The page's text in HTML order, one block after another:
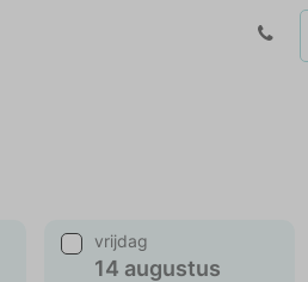
vrijdag
14 augustus